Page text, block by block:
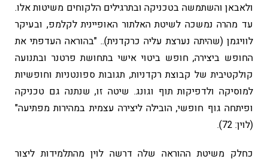
ולאבאן והשתמשה בטכניקה ובתרגילים הלקוחים משיטות אלו.
עד מהרה נמשכה לשיטת האלתור האופיינית לקלמפ, ובעיקר
לוויגמן (שהיתה נערצת עליה כרקדנית).. "בהוראה העדפתי את
החופש ביצירה, חופש ביטוי אישי בתחושת פרטנר ובתנועה
קולקטיבית של קבוצת רקדניות, תגובות ספונטניות וחופשיות
למוסיקה ולדפיקות תוף וגונג. שיטה זו, שנתנה גם טכניקה
ופיתחה גוף חופשי, הובילה ליצירה עצמית במהירות מפתיעה"
(לוין: 72).
כחלק משיטת ההוראה שלה דרשה לוין מהתלמידות ליצור